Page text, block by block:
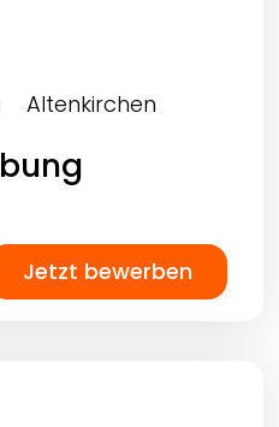
Altenkirchen
Jetzt bewerben